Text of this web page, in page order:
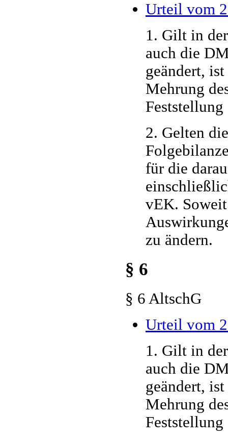
Urteil vom
1. Gilt in
auch die
geändert,
Mehrung
2. Gelten
für die
vEK.
zu ändern.
§ 6
§ 6 AltschG
Urteil vom
1. Gilt in
auch die
geändert,
Mehrung